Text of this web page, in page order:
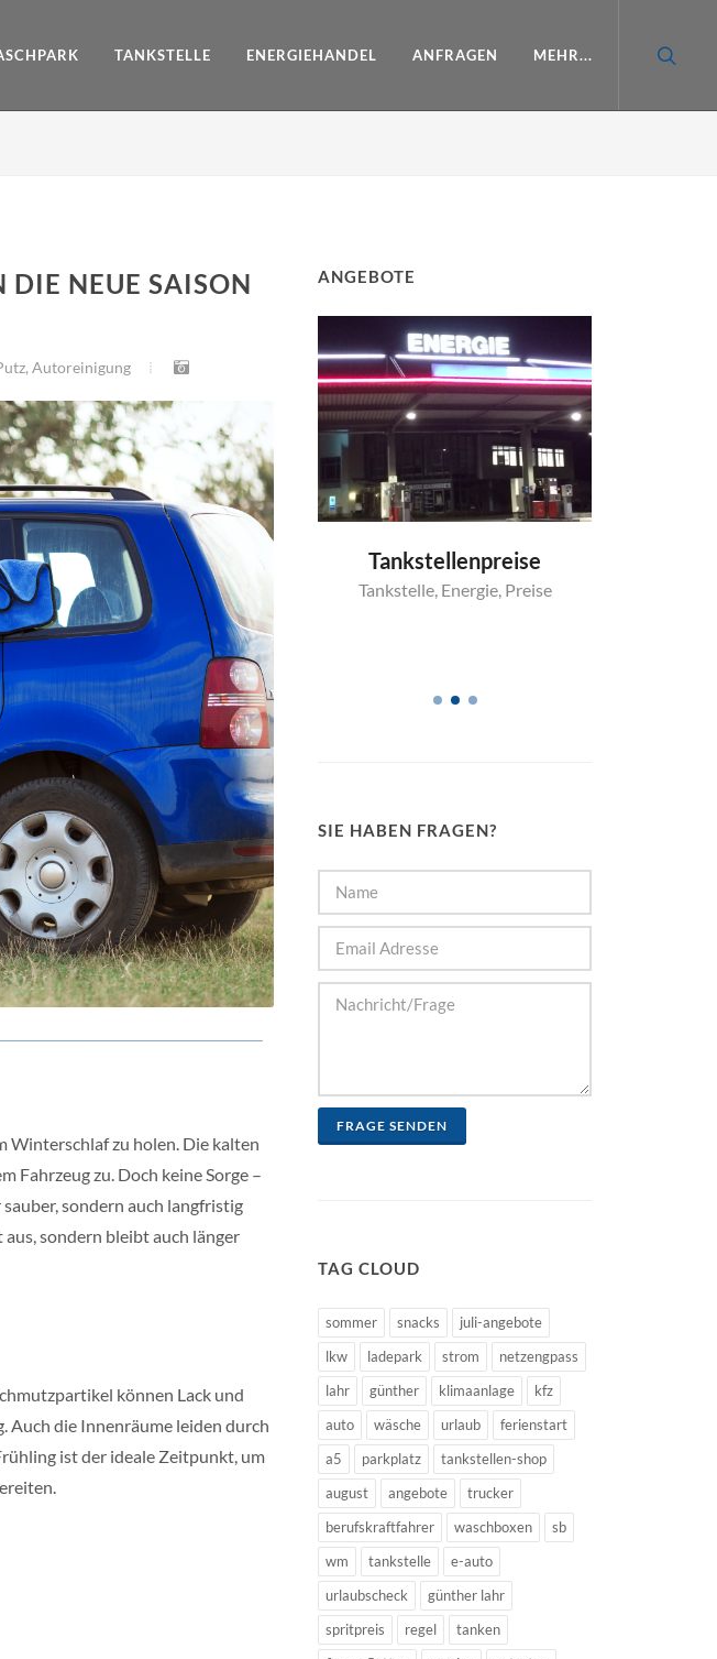
TANKSTELLE ENERGIEHANDEL ANFRAGEN MEHR...
DIE NEUE SAISON
, Autoreinigung
Winterschlaf zu holen. Die kalten
Fahrzeug zu. Doch keine Sorge –
sondern auch langfristig
sondern bleibt auch länger
können Lack und
Auch die Innenräume leiden durch
ist der ideale Zeitpunkt, um
ANGEBOTE
Exklusiv in der Region
Tankstelle Energie,Sprit
Tankstellenpreise
Tankstelle, Energie, Preise
SIE HABEN FRAGEN?
FRAGE SENDEN
TAG CLOUD
sommer snacks
juli-angebote
lkw
ladepark strom
netzengpass
lahr
günther klimaanlage
kfz
auto
wäsche urlaub
ferienstart
a5
parkplatz
tankstellen-shop
august
angebote
trucker
berufskraftfahrer
waschboxen
sb
wm
tankstelle
e-auto
urlaubscheck
günther lahr
spritpreis
regel
tanken